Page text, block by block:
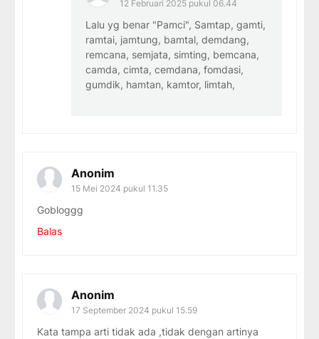
12 Februari 2025 pukul 06.44
Lalu yg benar "Pamci", Samtap, gamti,
ramtai, jamtung, bamtal, demdang,
remcana, semjata, simting, bemcana,
camda, cimta, cemdana, fomdasi,
gumdik, hamtan, kamtor, limtah,
Anonim
15 Mei 2024 pukul 11.35
Gobloggg
Balas
Anonim
17 September 2024 pukul 15.59
Kata tampa arti tidak ada ,tidak dengan artinya